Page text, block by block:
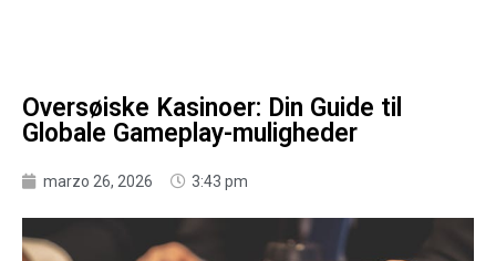
Oversøiske Kasinoer: Din Guide til
Globale Gameplay-muligheder
marzo 26, 2026 3:43 pm